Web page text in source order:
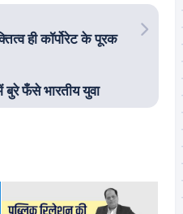
ही कॉर्पोरेट के पूरक
बुरे फँसे भारतीय युवा